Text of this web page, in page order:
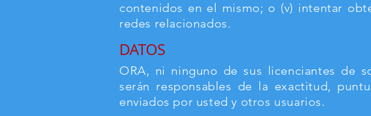
contenidos en el mismo; o (v) intentar
redes relacionados.
DATOS
ORA, ni ninguno de sus licenciantes de
serán responsables de la exactitud,
enviados por usted y otros usuarios.